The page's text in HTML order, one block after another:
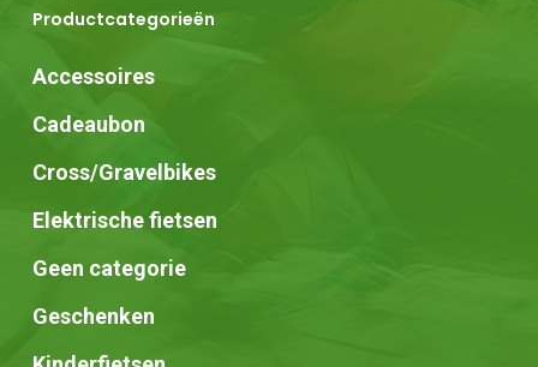
Productcategorieën
Accessoires
Cadeaubon
Cross/Gravelbikes
Elektrische fietsen
Geen categorie
Geschenken